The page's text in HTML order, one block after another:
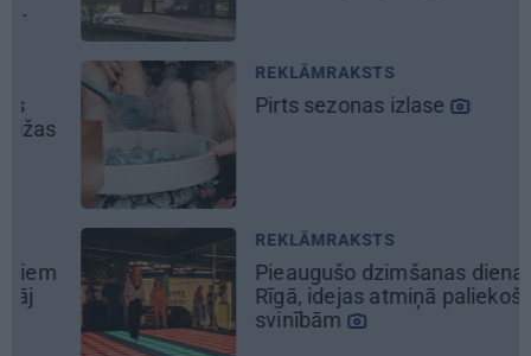
REKLĀMRAKSTS
Pirts sezonas izlase
REKLĀMRAKSTS
Pieaugušo dzimšanas diena
Rīgā, idejas atmiņā paliekošām
svinībām